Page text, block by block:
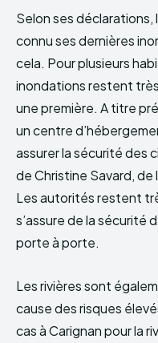
Selon ses
connu ses dernières
cela. Pour plusieurs
inondations restent
une première. A titre
un centre
assurer la sécurité des
de Christine Savard, de
Les autorités restent
s’assure de la sécurité
porte à porte.
Les rivières sont
cause des risques
cas à Carignan pour la